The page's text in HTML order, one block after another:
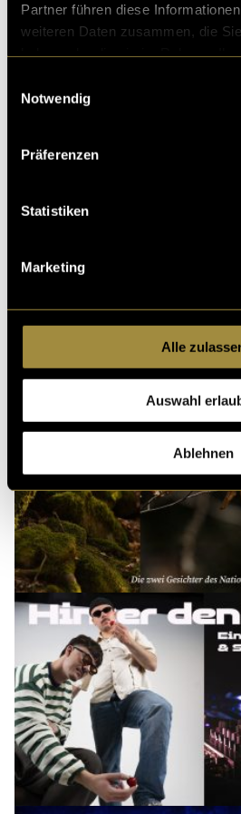
Partner führen diese
weiteren Daten zusammen, die
Notwendig
Präferenzen
Statistiken
Marketing
Alle
Auswahl
Ablehnen